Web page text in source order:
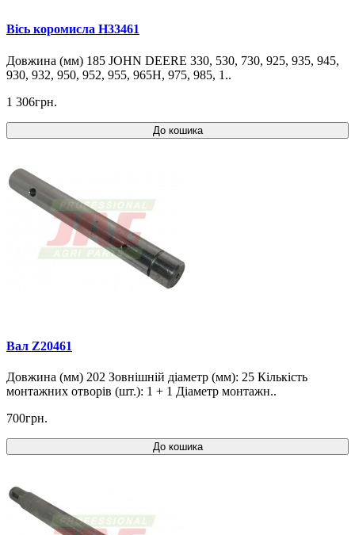
Вісь коромисла H33461
Довжина (мм) 185 JOHN DEERE 330, 530, 730, 925, 935, 945,
930, 932, 950, 952, 955, 965H, 975, 985, 1..
1 306грн.
До кошика
Вал Z20461
Довжина (мм) 202 Зовнішній діаметр (мм): 25 Кількість
монтажних отворів (шт.): 1 + 1 Діаметр монтажн..
700грн.
До кошика